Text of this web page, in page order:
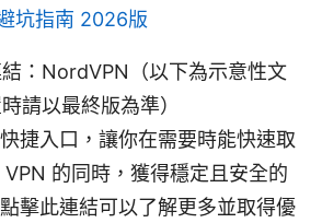
坑指南 2026版
：NordVPN（以下為示意性文
請以最終版為準）
捷入口，讓你在需要時能快速取
的同時，獲得穩定且安全的
擊此連結可以了解更多並取得優